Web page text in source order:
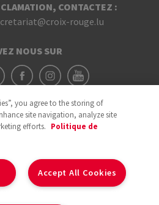
CONTACTEZ :
rouge.lu
NOUS SUR
you agree to the storing of
site navigation, analyze site
efforts. Politique de
Accept All Cookies